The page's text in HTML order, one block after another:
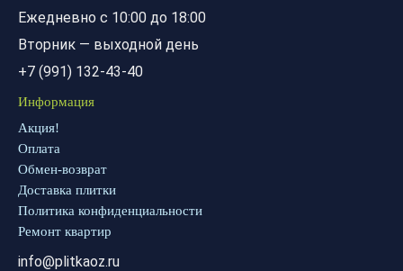
Ежедневно с 10:00 до 18:00
Вторник — выходной день
+7 (991) 132-43-40
Информация
Акция!
Оплата
Обмен-возврат
Доставка плитки
Политика конфиденциальности
Ремонт квартир
info@plitkaoz.ru